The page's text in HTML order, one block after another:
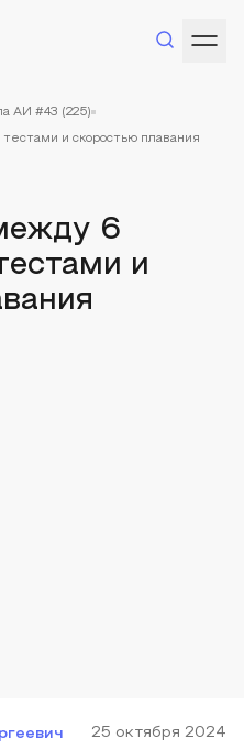
АИ #43 (225)
и скоростью плавания
6
и
25 октября 2024